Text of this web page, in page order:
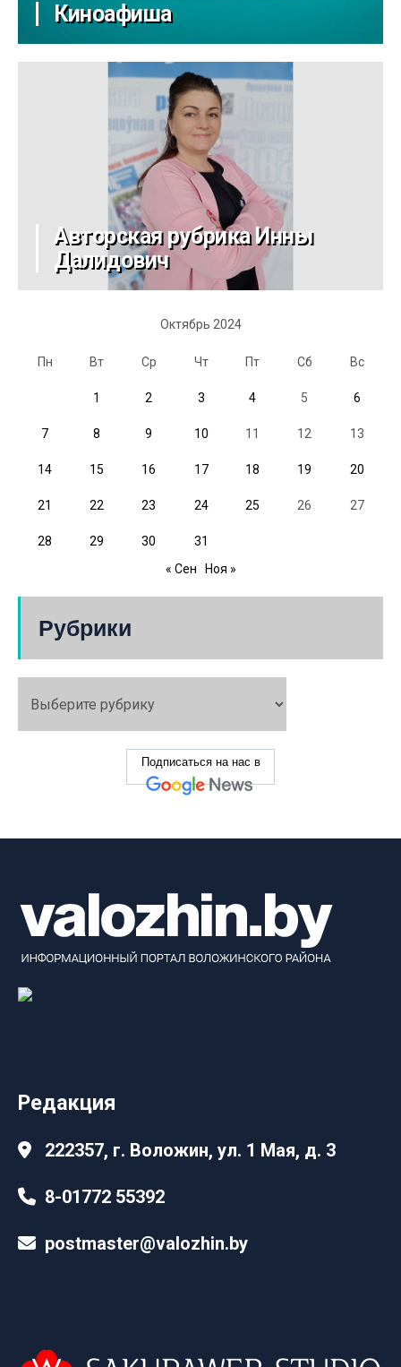
Киноафиша
Авторская рубрика Инны
Далидович
Октябрь 2024
Пн Вт Ср Чт Пт Сб Вс
1 2 3 4 5 6
7 8 9 10 11 12 13
14 15 16 17 18 19 20
21 22 23 24 25 26 27
28 29 30
31
« Сен
Ноя »
Рубрики
Подписаться на нас в
Редакция
222357, г. Воложин, ул. 1 Мая, д. 3
8-01772 55392
postmaster@valozhin.by